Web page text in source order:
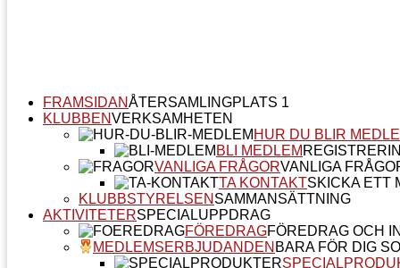
FRAMSIDANÅTERSAMLINGPLATS 1
KLUBBENVERKSAMHETEN
HUR DU BLIR
BLI MEDLEM
VANLIGA FRÅGORVANLIGA
TA KONTAKTSKICKA ETT
KLUBBSTYRELSEN SAMMANSÄTTNING
AKTIVITETERSPECIALUPPDRAG
FÖREDRAGFÖREDRAG OCH
MEDLEMSERBJUDANDEN BARA FÖR DIG